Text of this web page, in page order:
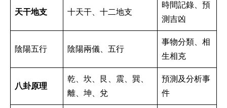
天干地支 十天干、十二地支
時間記錄、預
測吉凶
陰陽五行 陰陽兩儀、五行
事物分類、相
生相克
八卦原理
乾、坎、艮、震、巽、
離、坤、兌
預測及分析事
件